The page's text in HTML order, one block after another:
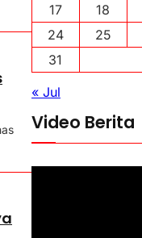
17
18
24
25
31
« Jul
Video Berita
P